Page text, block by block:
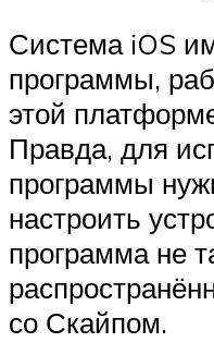
Система iOS
программы,
этой
Правда, для
программы
настроить
программа не
со Скайпом.